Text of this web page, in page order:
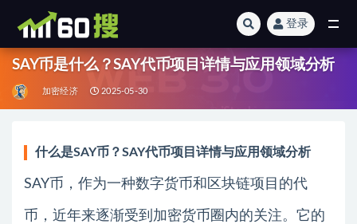
登录
SAY币是什么？SAY代币项目详情与应用领域分析
加密经济 2025-05-30
什么是SAY币？SAY代币项目详情与应用领域分析
SAY币，作为一种数字货币和区块链项目的代
币，近年来逐渐受到加密货币圈内的关注。它的